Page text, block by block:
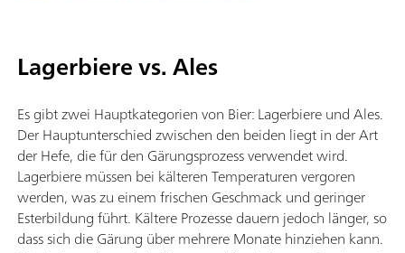
Lagerbiere vs. Ales
Es gibt zwei Hauptkategorien von Bier: Lagerbiere und Ales.
Der Hauptunterschied zwischen den beiden liegt in der Art
der Hefe, die für den Gärungsprozess verwendet wird.
Lagerbiere müssen bei kälteren Temperaturen vergoren
werden, was zu einem frischen Geschmack und geringer
Esterbildung führt. Kältere Prozesse dauern jedoch länger, so
dass sich die Gärung über mehrere Monate hinziehen kann.